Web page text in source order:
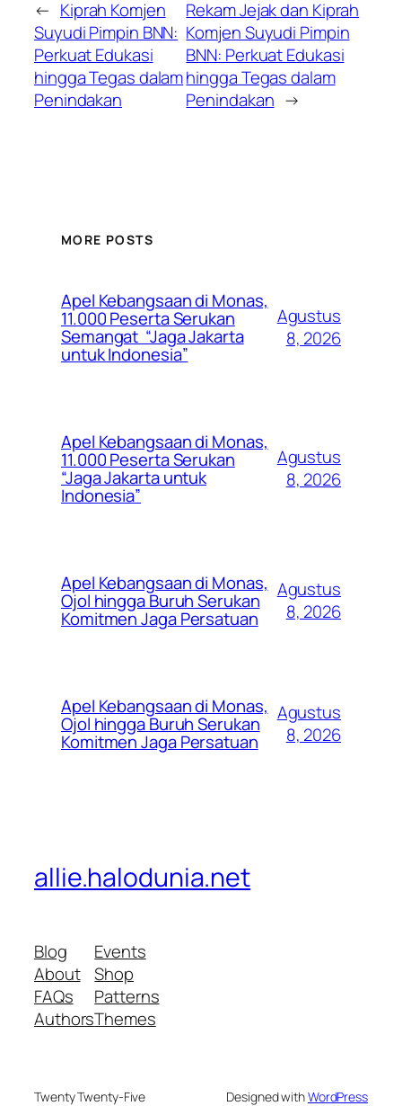
← Kiprah Komjen
Suyudi Pimpin BNN:
Perkuat Edukasi
hingga Tegas dalam
Penindakan
Rekam Jejak dan Kiprah
Komjen Suyudi Pimpin
BNN: Perkuat Edukasi
hingga Tegas dalam
Penindakan →
MORE POSTS
Apel Kebangsaan di Monas,
11.000 Peserta Serukan
Semangat “Jaga Jakarta
untuk Indonesia”
Agustus
8, 2026
Apel Kebangsaan di Monas,
11.000 Peserta Serukan
“Jaga Jakarta untuk
Indonesia”
Agustus
8, 2026
Apel Kebangsaan di Monas,
Ojol hingga Buruh Serukan
Komitmen Jaga Persatuan
Agustus
8, 2026
Apel Kebangsaan di Monas,
Ojol hingga Buruh Serukan
Komitmen Jaga Persatuan
Agustus
8, 2026
allie.halodunia.net
Blog
About
FAQs
Authors
Events
Shop
Patterns
Themes
Twenty Twenty-Five Designed withWordPress